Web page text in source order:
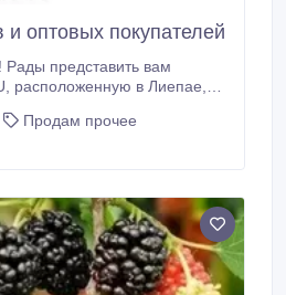
и оптовых покупателей
представить вам
сменило собственника и
размеров и цветов,
прочностью.
Продам прочее